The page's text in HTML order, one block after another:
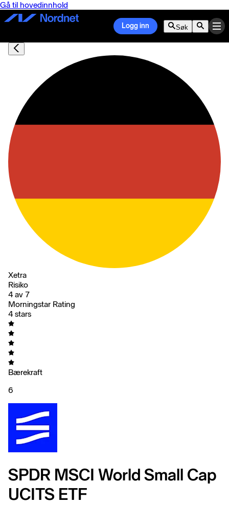
Gå til hovedinnhold
Logg inn Søk
Xetra
Risiko
4 av 7
Morningstar Rating
4 stars
Bærekraft
6
SPDR MSCI World Small Cap
UCITS ETF